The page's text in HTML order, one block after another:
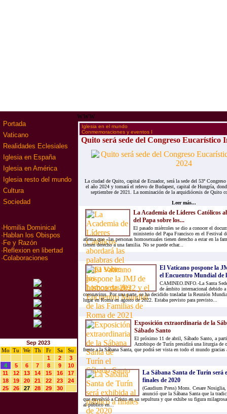
Portada
Vaticano
Realidades Eclesiales
Iglesia en España
Iglesia en América
Iglesia resto del mundo
Cultura
Sociedad
· Homilia Dominical
· Hablan los Obispos
· Fe y Razón
· Reflexion en libertad
·Colaboraciones
Sep 2023
Mo
Tu We Th Fr Sa
Su
1
2
3
4
5 6 7 8 9
10
11
12 13 14 15 16
17
18
19 20 21 22 23
24
25
26 27 28 29 30
www
·Iglesia en el mundo
·Conmemoraciones y eventos I
Quito será sede del Congreso Eucarístico
La ciudad de Quito, capital de Ecuador, será la sede del 53º
el año 2024 y tomará el relevo de Budapest, capital de Hungría,
septiembre de 2021. La nominación de la arquidiócesis de Quito
Leer más...
La Academia de Líderes Católicos
del Papa sobre los...
El pasado miércoles se dio a conocer el
ministerio del Papa Francisco en el Festival
afirma que «las personas homosexuales tienen derecho a estar en la
tienen derecho a una familia. No se puede echar...
El Vaticano pospone la
el Encuentro Mundial de
CAMINEO.INFO.-La Santa
de ámbito internacional debido
coronavirus. Por una parte, se ha decidido trasladar la Reunión
lugar en Roma en agosto de 2022. Estaba previsto para previsto...
Exposición extraordinaria de la
Sábado Santo
El próximo 11 de abril, Sábado Santo, a
Arzobispo de Turín presidirá una liturgia de
frente a la Sábana Santa, que podrá ser vista en todo el mundo
La Sábana Santa de Turín será
finales de 2020
(Gaudium Press) Mons. Cesare
anunció que la Sábana Santa que la
que envolvió a Cristo en su sepultura y que exhibe su figura
al público en...